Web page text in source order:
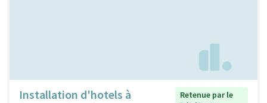
Installation d'hotels à
Retenue par le